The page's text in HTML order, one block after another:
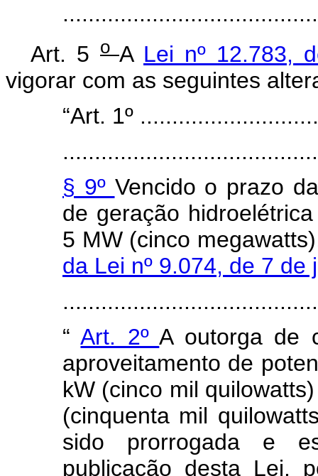
Art. 5 o A Lei nº 12.783,
vigorar com as seguintes
“Art. 1º
§ 9º Vencido o prazo
de geração
5 MW (cinco
da Lei nº 9.074, de 7
“Art. 2ºA outorga de
aproveitamento de
kW (cinco mil
(cinquenta mil
sido prorrogada e
publicação desta Lei,